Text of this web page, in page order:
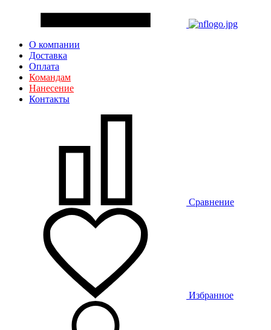
О компании
Доставка
Оплата
Командам
Нанесение
Контакты
Сравнение
Избранное